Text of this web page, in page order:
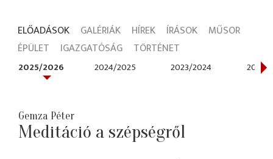
ELŐADÁSOK GALÉRIÁK HÍREK ÍRÁSOK
MŰSOR
ÉPÜLET
IGAZGATÓSÁG TÖRTÉNET
2025/2026 2024/2025 2023/2024 2022/
Gemza Péter
Meditáció a szépségről